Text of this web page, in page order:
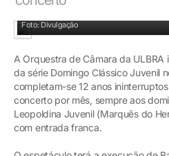
Foto: Divulgação
A Orquestra de Câmara da
da série Domingo Clássico Juvenil
completam-se 12 anos
concerto por mês, sempre aos
Leopoldina Juvenil (Marquês do
com entrada franca.